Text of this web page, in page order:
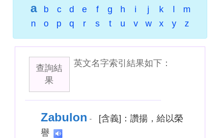
a b c d e f g h i j k
m
n
o p q r s t u v w x y z
查詢結
果
英文名字索引結果如下：
Zabulon -
[含義]：讚揚，給以榮
譽